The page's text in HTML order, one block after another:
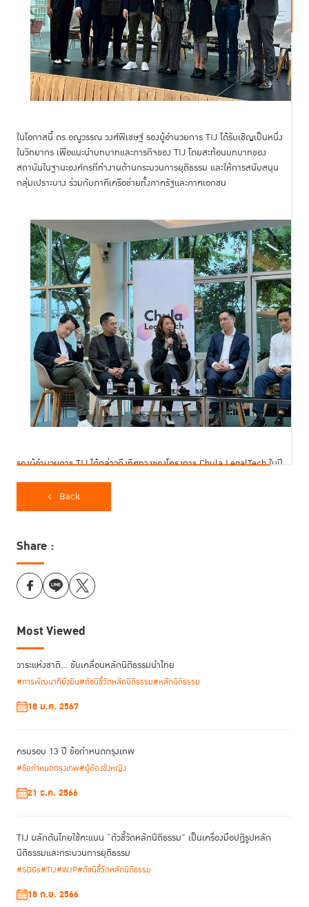
ในโอกาสนี้ ดร.อณูวรรณ วงศ์พิเชษฐ์ รองผู้อำนวยการ TIJ ได้รับเชิญเป็นหนึ่ง
ในวิทยากร เพื่อแนะนำบทบาทและภารกิจของ TIJ โดยสะท้อนบทบาทของ
สถาบันในฐานะองค์กรที่ทำงานด้านกระบวนการยุติธรรม และให้การสนับสนุน
กลุ่มเปราะบาง ร่วมกับภาคีเครือข่ายทั้งภาครัฐและภาคเอกชน
รองผู้อำนวยการ TIJ ได้กล่าวถึงทิศทางของโครงการ Chula LegalTech ในปี
ต้องการของตลาด โดยต้องผสานองค์ประกอบด้าน กฎหมาย เทคโนโลยี สังคม
และความต้องการของตลาดเข้าด้วยกันอย่างสมดุล เพื่อให้ผลงานสามารถต่อย
นอกจากนี้ รองผู้อำนวยการ TIJ ยังได้ร่วมเสนอแนวคิดและตั้งโจทย์ในฐานะ
Mentor ของโครงการ เพื่อเปิดโอกาสให้นิสิตและนักศึกษาที่สนใจเลือกประเด็น
ไปพัฒนาต่อยอดภายในโครงการ อาทิ
• อาชญากรรมออนไลน์และการหลอกลวงในสังคมดิจิทัล (Online Fraud and
Scams)
• การกลับคืนสู่สังคมของผู้พ้นโทษ (Reintegration of Ex-Offenders)
Back
Share :
Most Viewed
วาระแห่งชาติ… ขับเคลื่อนหลักนิติธรรมนำไทย
#การพัฒนาที่ยั่งยืน#ดัชนีชี้วัดหลักนิติธรรม#หลักนิติธรรม
18 ม.ค. 2567
ครบรอบ 13 ปี ข้อกำหนดกรุงเทพ
#ข้อกำหนดกรุงเทพ#ผู้ต้องขังหญิง
21 ธ.ค. 2566
TIJ ผลักดันไทยใช้คะแนน “ตัวชี้วัดหลักนิติธรรม” เป็นเครื่องมือปฏิรูปหลัก
นิติธรรมและกระบวนการยุติธรรม
#SDGs#TIJ#WJP#ดัชนีชี้วัดหลักนิติธรรม
18 ก.ย. 2566